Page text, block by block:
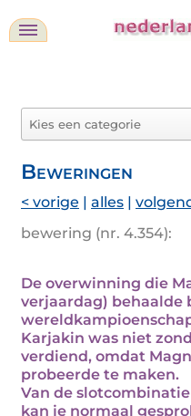
Beweringen
< vorige | alles |
bewering (nr. 4.354):
De overwinning die
verjaardag) behaalde
Karjakin was niet
verdiend, omdat
probeerde te maken.
Van de
kan je normaal